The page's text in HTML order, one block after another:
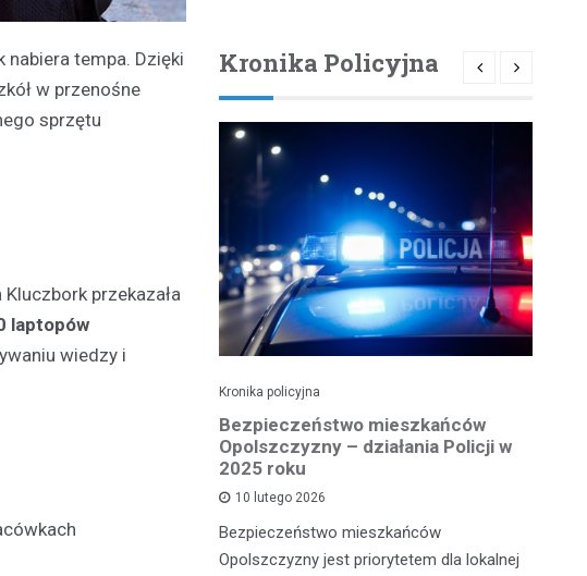
tempa. Dzięki
w przenośne
sprzętu
przekazała
laptopów
wiedzy i
Kronika Policyjna
policjanci z powiatu
Kronika policyjna
Bezpieczeństwo mieszkańców
Opolszczyzny – działania Policji w
2025 roku
10 lutego 2026
Bezpieczeństwo mieszkańców
Opolszczyzny jest priorytetem dla lokalnej